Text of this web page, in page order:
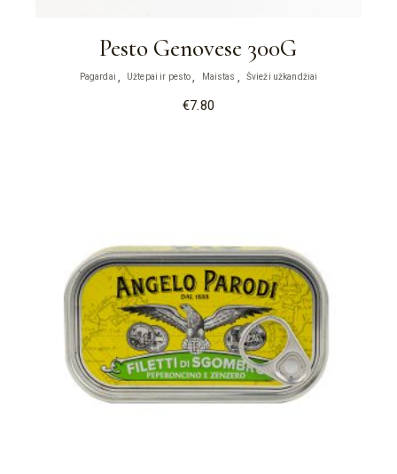
Pesto Genovese 300G
Pagardai Užtepai ir pesto Maistas Švieži užkandžiai
€7.80